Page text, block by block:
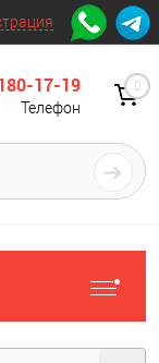
17-19
Телефон
0